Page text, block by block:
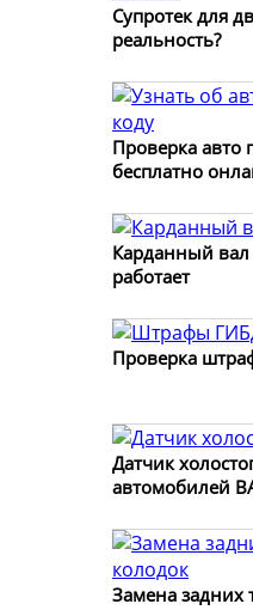
Супротек для
реальность?
Проверка авто
бесплатно
Карданный вал
работает
Проверка
Датчик
автомобилей
Замена задних